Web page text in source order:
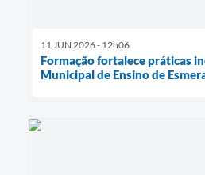
11 JUN 2026 - 12h06
Formação fortalece práticas
Municipal de Ensino de